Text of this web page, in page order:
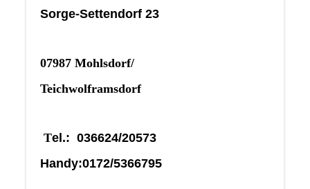
Sorge-Settendorf 23
07987 Mohlsdorf/
Teichwolframsdorf
Tel.: 036624/20573
Handy:0172/5366795